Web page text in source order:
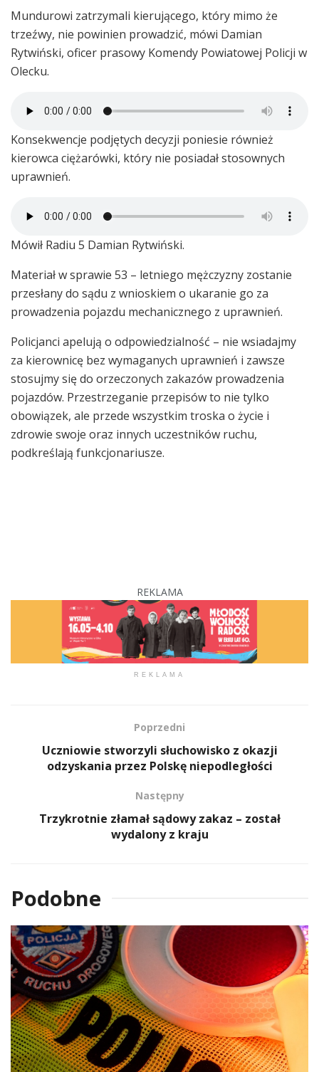
Mundurowi zatrzymali kierującego, który mimo że
trzeźwy, nie powinien prowadzić, mówi Damian
Rytwiński, oficer prasowy Komendy Powiatowej Policji w
Olecku.
Konsekwencje podjętych decyzji poniesie również
kierowca ciężarówki, który nie posiadał stosownych
uprawnień.
Mówił Radiu 5 Damian Rytwiński.
Materiał w sprawie 53 – letniego mężczyzny zostanie
przesłany do sądu z wnioskiem o ukaranie go za
prowadzenia pojazdu mechanicznego z uprawnień.
Policjanci apelują o odpowiedzialność – nie wsiadajmy
za kierownicę bez wymaganych uprawnień i zawsze
stosujmy się do orzeczonych zakazów prowadzenia
pojazdów. Przestrzeganie przepisów to nie tylko
obowiązek, ale przede wszystkim troska o życie i
zdrowie swoje oraz innych uczestników ruchu,
podkreślają funkcjonariusze.
REKLAMA
REKLAMA
Poprzedni
Uczniowie stworzyli słuchowisko z okazji
odzyskania przez Polskę niepodległości
Następny
Trzykrotnie złamał sądowy zakaz – został
wydalony z kraju
Podobne